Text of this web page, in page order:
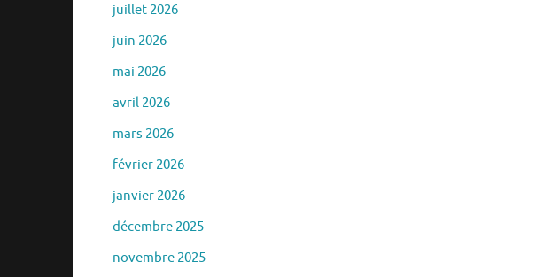
juillet 2026
juin 2026
mai 2026
avril 2026
mars 2026
février 2026
janvier 2026
décembre 2025
novembre 2025